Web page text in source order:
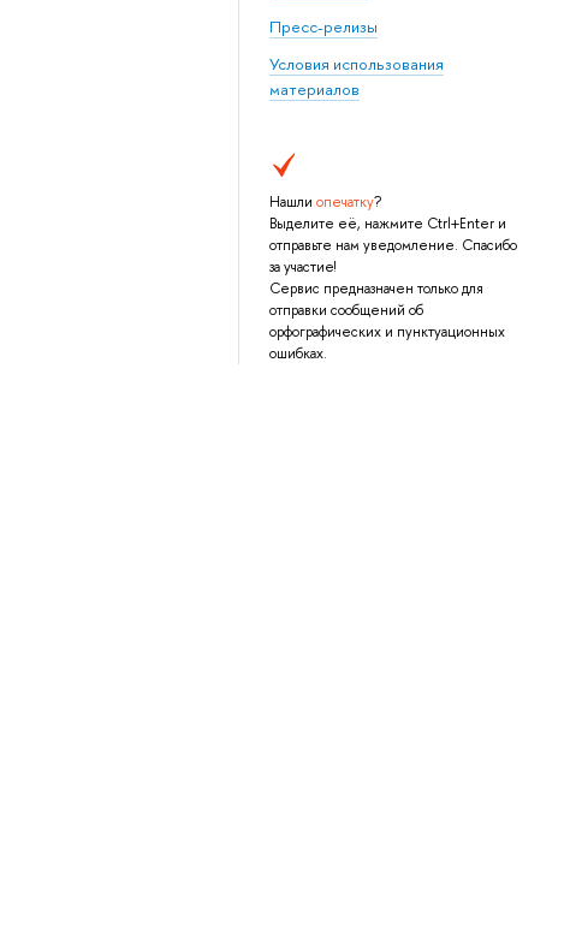
Пресс-релизы
Условия использования
материалов
Нашли опечатку?
Выделите её, нажмите Ctrl+Enter и
отправьте нам уведомление. Спасибо
за участие!
Сервис предназначен только для
отправки сообщений об
орфографических и пунктуационных
ошибках.